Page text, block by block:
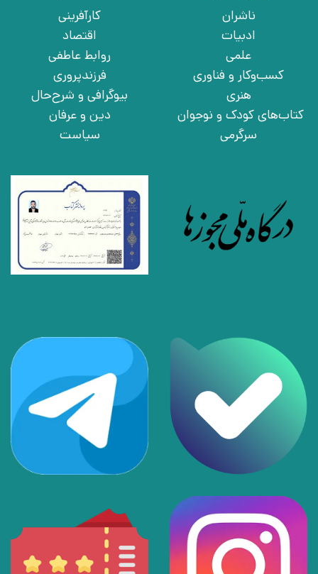
ناشران
ادبیات
علمی
کسب‌وکار و فناوری
هنری
کتاب‌های کودک و نوجوان
سرگرمی
کارآفرینی
اقتصاد
روابط عاطفی
فرزندپروری
بیوگرافی و شرح‌حال
دین و عرفان
سیاست